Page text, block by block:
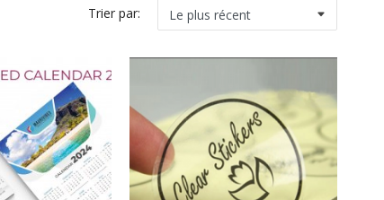
Trier par: